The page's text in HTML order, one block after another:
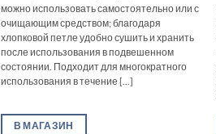
можно использовать самостоятельно или с
очищающим средством; благодаря
хлопковой петле удобно сушить и хранить
после использования в подвешенном
состоянии. Подходит для многократного
использования в течение [...]
В МАГАЗИН